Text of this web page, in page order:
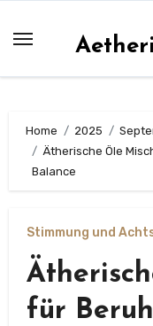
Inhalt
Home 2025
Ätherische Öle
Balance
Stimmung und
für